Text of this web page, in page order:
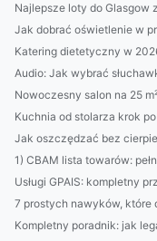
Najlepsze loty do Glasgow
Jak dobrać oświetlenie w
Katering dietetyczny w
Audio: Jak wybrać
Nowoczesny salon na 25
Kuchnia od stolarza krok
Jak oszczędzać bez
1) CBAM lista towarów:
Usługi GPAIS: kompletny
7 prostych nawyków, które
Kompletny poradnik: jak